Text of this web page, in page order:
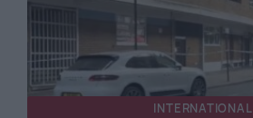
INTERNATIONAL